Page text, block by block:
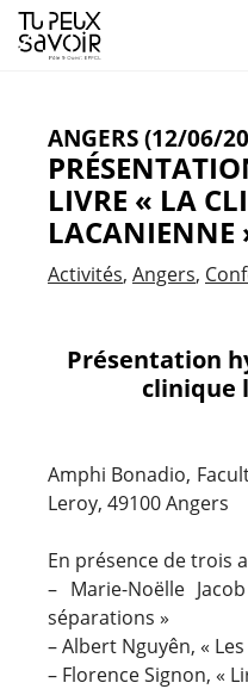
Aller
au
ANGERS (12/06/
LIVRE « LA
LACANIENNE
Activités Angers
Présentation
clinique
Amphi Bonadio,
Leroy, 49100 Angers
En présence de trois
– Marie-Noëlle
séparations »
– Albert Nguyên, «
– Florence Signon, «